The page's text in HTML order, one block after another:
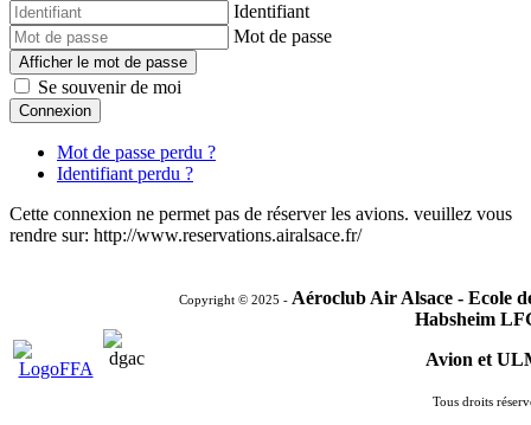
Identifiant
Mot de passe
Afficher le mot de passe
Se souvenir de moi
Connexion
Mot de passe perdu ?
Identifiant perdu ?
Cette connexion ne permet pas de réserver les avions. veuillez vous
rendre sur: http://www.reservations.airalsace.fr/
Copyright © 2025 - Aéroclub Air Alsace - Ecole
Habsheim
Avion et
Tous droits